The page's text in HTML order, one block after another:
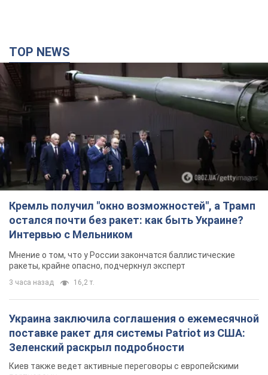
TOP NEWS
Кремль получил "окно возможностей", а Трамп
остался почти без ракет: как быть Украине?
Интервью с Мельником
Мнение о том, что у России закончатся баллистические
ракеты, крайне опасно, подчеркнул эксперт
3 часа назад 16,2 т.
Украина заключила соглашения о ежемесячной
поставке ракет для системы Patriot из США:
Зеленский раскрыл подробности
Киев также ведет активные переговоры с европейскими